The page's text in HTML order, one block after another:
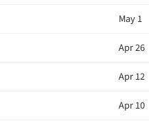
May 1
Apr 26
Apr 12
Apr 10